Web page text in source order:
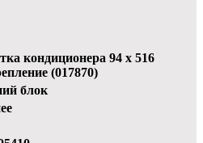
кондиционера 94 x 516
(017870)
блок